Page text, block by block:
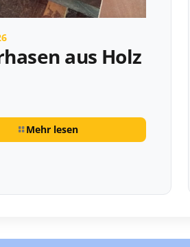
aus Holz
Mehr lesen